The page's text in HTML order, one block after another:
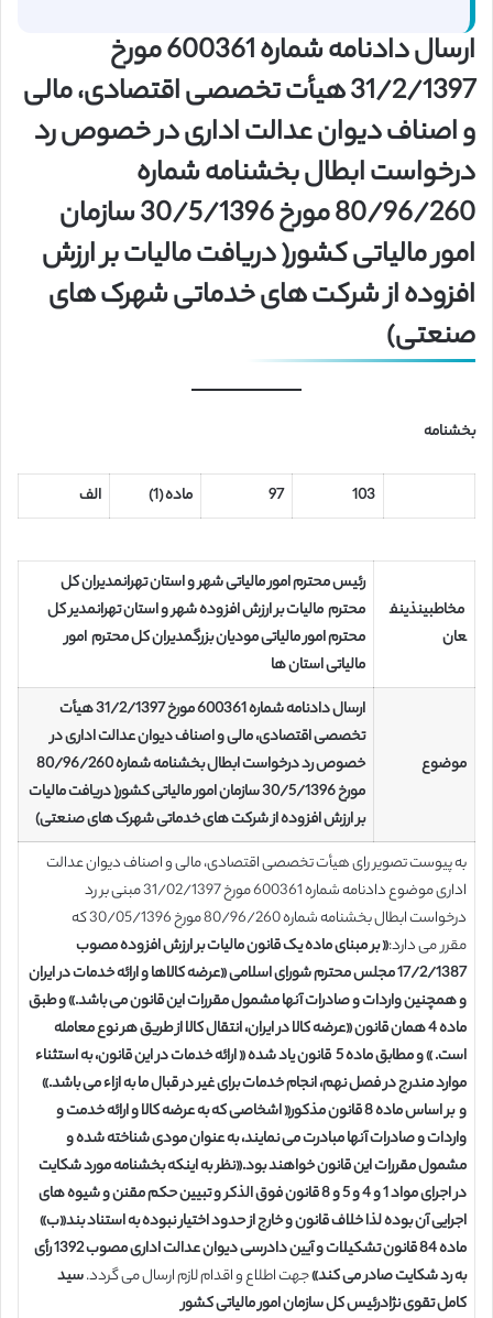
ارسال دادنامه شماره 600361 مورخ
31/2/1397 هیأت تخصصی اقتصادی، مالی
و اصناف دیوان عدالت اداری در خصوص رد
درخواست ابطال بخشنامه شماره
80/96/260 مورخ 30/5/1396 سازمان
امور مالیاتی کشور( دریافت مالیات بر ارزش
افزوده از شرکت های خدماتی شهرک های
صنعتی)
بخشنامه
103
97 ماده (1) الف
مخاطبینذینف
عان
رئیس محترم امور مالیاتی شهر و استان تهرانمدیران کل
محترم مالیات بر ارزش افزوده شهر و استان تهرانمدیر کل
محترم امور مالیاتی مودیان بزرگمدیران کل محترم امور
مالیاتی استان ها
موضوع
ارسال دادنامه شماره 600361 مورخ 31/2/1397 هیأت
تخصصی اقتصادی، مالی و اصناف دیوان عدالت اداری در
خصوص رد درخواست ابطال بخشنامه شماره 80/96/260
مورخ 30/5/1396 سازمان امور مالیاتی کشور( دریافت مالیات
بر ارزش افزوده از شرکت های خدماتی شهرک های صنعتی)
به پیوست تصویر رای هیأت تخصصی اقتصادی، مالی و اصناف دیوان عدالت
اداری موضوع دادنامه شماره 600361 مورخ 31/02/1397 مبنی بر رد
درخواست ابطال بخشنامه شماره 80/96/260 مورخ 30/05/1396 که
مقرر می دارد:« بر مبنای ماده یک قانون مالیات بر ارزش افزوده مصوب
17/2/1387 مجلس محترم شورای اسلامی «عرضه کالاها و ارائه خدمات در ایران
و همچنین واردات و صادرات آنها مشمول مقررات این قانون می باشد.» و طبق
ماده 4 همان قانون «عرضه کالا در ایران، انتقال کالا از طریق هر نوع معامله
است. » و مطابق ماده 5 قانون یاد شده « ارائه خدمات در این قانون، به استثناء
موارد مندرج در فصل نهم، انجام خدمات برای غیر در قبال ما به ازاء می باشد.»
و بر اساس ماده 8 قانون مذکور« اشخاصی که به عرضه کالا و ارائه خدمت و
واردات و صادرات آنها مبادرت می نمایند، به عنوان مودی شناخته شده و
مشمول مقررات این قانون خواهند بود.«نظر به اینکه بخشنامه مورد شکایت
در اجرای مواد 1 و 4 و 5 و 8 قانون فوق الذکر و تبیین حکم مقنن و شیوه های
اجرایی آن بوده لذا خلاف قانون و خارج از حدود اختیار نبوده به استناد بند«ب»
ماده 84 قانون تشکیلات و آیین دادرسی دیوان عدالت اداری مصوب 1392 رأی
به رد شکایت صادر می کند»جهت اطلاع و اقدام لازم ارسال می گردد.سید
کامل تقوی نژادرئیس کل سازمان امور مالیاتی کشور